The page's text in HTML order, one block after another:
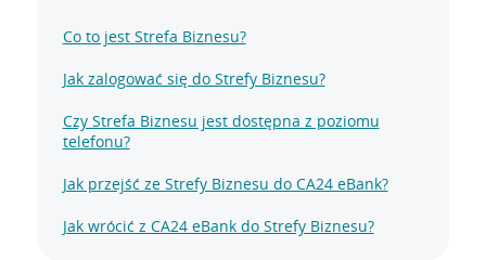
Co to jest Strefa Biznesu?
Jak zalogować się do Strefy Biznesu?
Czy Strefa Biznesu jest dostępna z poziomu
telefonu?
Jak przejść ze Strefy Biznesu do CA24 eBank?
Jak wrócić z CA24 eBank do Strefy Biznesu?